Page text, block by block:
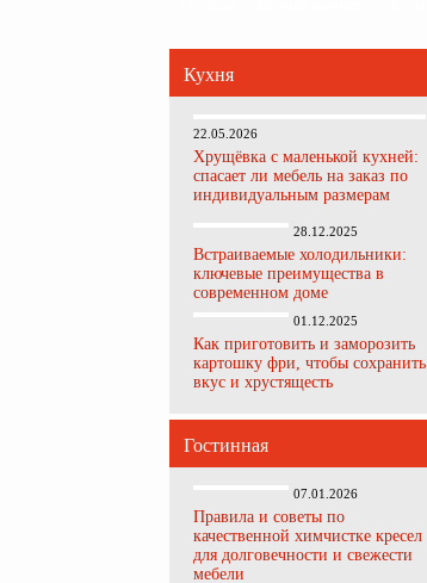
Кухня
22.05.2026
Хрущёвка с маленькой кухней:
спасает ли мебель на заказ по
индивидуальным размерам
28.12.2025
Встраиваемые холодильники:
ключевые преимущества в
современном доме
01.12.2025
Как приготовить и заморозить
картошку фри, чтобы сохранить
вкус и хрустящесть
Гостинная
07.01.2026
Правила и советы по
качественной химчистке кресел
для долговечности и свежести
мебели